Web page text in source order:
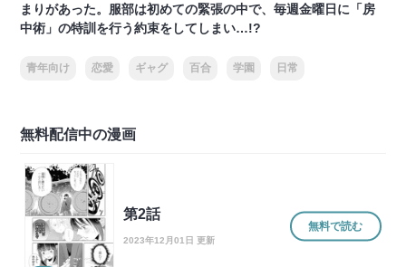
まりがあった。服部は初めての緊張の中で、毎週金曜日に「房
中術」の特訓を行う約束をしてしまい…!?
青年向け 恋愛 ギャグ 百合 学園 日常
無料配信中の漫画
第2話
2023年12月01日 更新
無料で読む